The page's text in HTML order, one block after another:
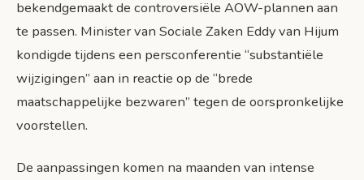
aanpassingen?
Oppositie blijft kritisch
Vakbonden verdeeld
Werkgevers positief
Veelgestelde vragen
bekendgemaakt de controversiële AOW-plannen aan
te passen. Minister van Sociale Zaken Eddy van Hijum
kondigde tijdens een persconferentie “substantiële
wijzigingen” aan in reactie op de “brede
maatschappelijke bezwaren” tegen de oorspronkelijke
voorstellen.
De aanpassingen komen na maanden van intense